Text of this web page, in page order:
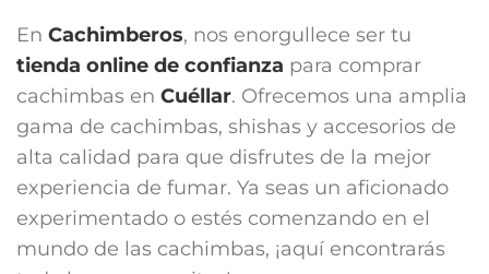
En Cachimberos, nos enorgullece ser tu
tienda online de confianza para comprar
cachimbas en Cuéllar. Ofrecemos una amplia
gama de cachimbas, shishas y accesorios de
alta calidad para que disfrutes de la mejor
experiencia de fumar. Ya seas un aficionado
experimentado o estés comenzando en el
mundo de las cachimbas, ¡aquí encontrarás